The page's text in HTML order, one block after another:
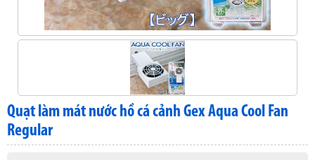
Quạt làm mát nước hồ cá cảnh Gex Aqua Cool Fan
Regular